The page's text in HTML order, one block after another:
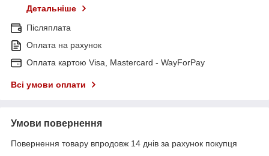
Детальніше
Післяплата
Оплата на рахунок
Оплата картою Visa, Mastercard - WayForPay
Всі умови оплати
Умови повернення
Повернення товару впродовж 14 днів за рахунок покупця